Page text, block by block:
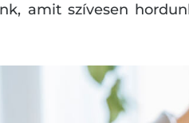
amit szívesen